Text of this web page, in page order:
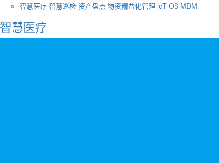
智慧医疗 智慧巡检 资产盘点 物资精益化管理 loT OS MDM
智慧医疗